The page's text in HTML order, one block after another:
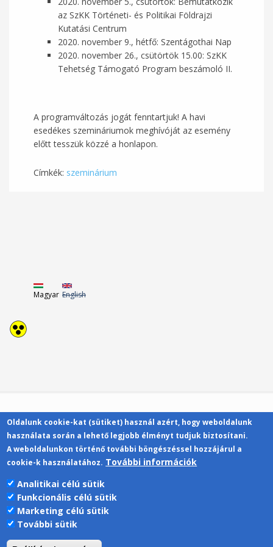
az SzKK Történeti- és Politikai Földrajzi
Kutatási Centrum
2020. november 9., hétfő: Szentágothai Nap
2020. november 26., csütörtök 15.00: SzKK
Tehetség Támogató Program beszámoló II.
A programváltozás jogát fenntartjuk! A havi
esedékes szemináriumok meghívóját az esemény
előtt tesszük közzé a honlapon.
Címkék: szeminárium
Magyar English
Kapcsolat
Pécsi Tudományegyetem | Kancellária |
Informatikai Igazgatóság 2019.
Oldalunk cookie-kat (sütiket) használ azért, hogy weboldalunk
használata során a lehető legjobb élményt tudjuk biztosítani.
A weboldalunkon történő további böngészéssel hozzájárul a
cookie-k használatához. További információk
Analitikai célú sütik
Funkcionális célú sütik
Marketing célú sütik
További sütik